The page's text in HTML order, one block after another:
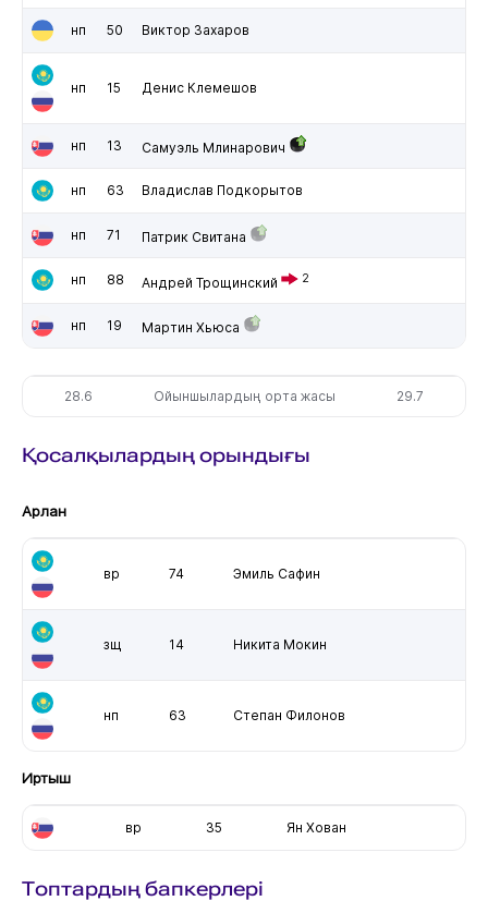
нп 50 Виктор Захаров
нп 15 Денис Клемешов
нп 13 Самуэль Млинарович
нп 63 Владислав Подкорытов
нп 71 Патрик Свитана
нп 88 Андрей Трощинский 2
нп 19 Мартин Хьюса
28.6 Ойыншылардың орта жасы 29.7
Қосалқылардың орындығы
Арлан
вр 74 Эмиль Сафин
зщ 14 Никита Мокин
нп 63 Степан Филонов
Иртыш
вр 35 Ян Хован
Топтардың бапкерлері